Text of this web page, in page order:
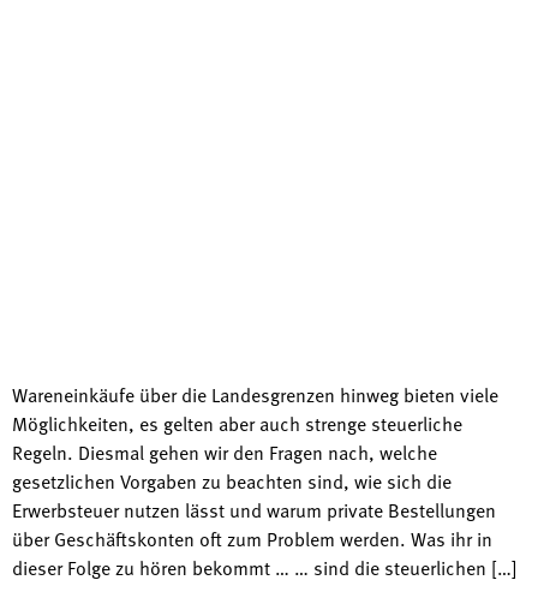
Wareneinkäufe über die Landesgrenzen hinweg bieten viele
Möglichkeiten, es gelten aber auch strenge steuerliche
Regeln. Diesmal gehen wir den Fragen nach, welche
gesetzlichen Vorgaben zu beachten sind, wie sich die
Erwerbsteuer nutzen lässt und warum private Bestellungen
über Geschäftskonten oft zum Problem werden. Was ihr in
dieser Folge zu hören bekommt … … sind die steuerlichen […]